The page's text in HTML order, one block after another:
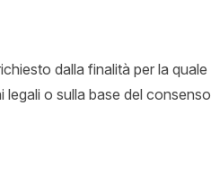
dalla finalità per la quale
o sulla base del consenso